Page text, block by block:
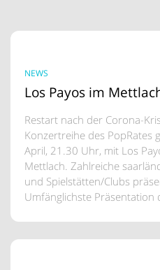
NEWS
Los Payos im
Restart nach der Corona-
Konzertreihe des PopRates
April, 21.30 Uhr, mit Los
Mettlach. Zahlreiche
und Spielstätten/Clubs
Umfänglichste Präsentation